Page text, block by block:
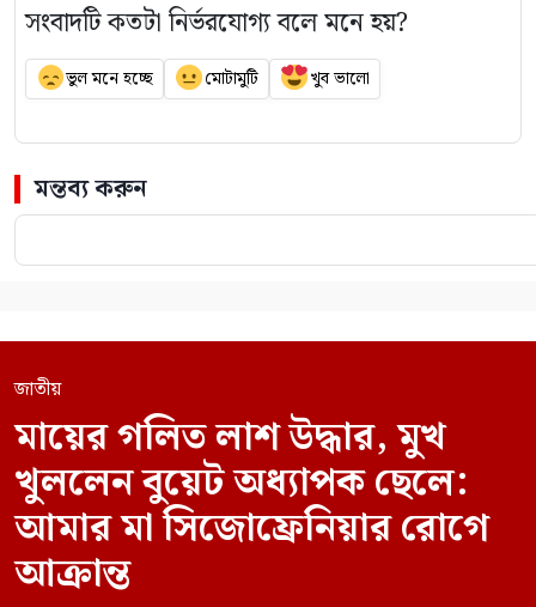
সংবাদটি কতটা নির্ভরযোগ্য বলে মনে হয়?
ভুল মনে হচ্ছে মোটামুটি খুব ভালো
মন্তব্য করুন
জাতীয়
মায়ের গলিত লাশ উদ্ধার, মুখ
খুললেন বুয়েট অধ্যাপক ছেলে:
আমার মা সিজোফ্রেনিয়ার রোগে
আক্রান্ত